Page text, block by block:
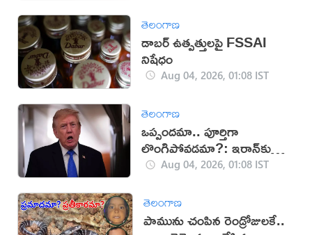
తెలంగాణ
డాబర్ ఉత్పత్తులపై FSSAI
నిషేధం
Aug 04, 2026, 01:08 IST
తెలంగాణ
ఒప్పందమా.. పూర్తిగా
లొంగిపోవడమా?: ఇరాన్‌కు
ట్రంప్ అల్టిమేటం
Aug 04, 2026, 01:08 IST
తెలంగాణ
పామును చంపిన రెండ్రోజులకే..